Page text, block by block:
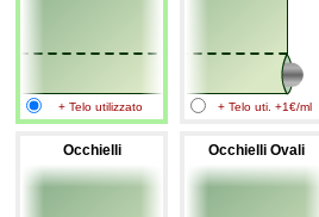
+ Telo utilizzato + Telo uti. +1€/ml
Occhielli Occhielli Ovali